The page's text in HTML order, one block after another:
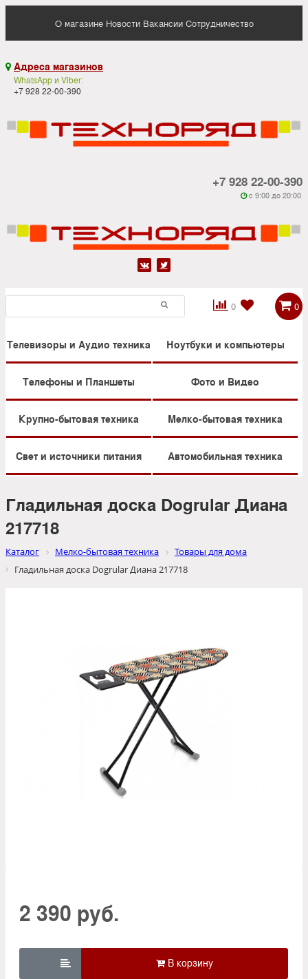
О магазине Новости Вакансии Сотрудничество
 Адреса магазинов
WhatsApp и Viber:
+7 928 22-00-390
+7 928 22-00-390
 c 9:00 до 20:00
 
0

 0
Телевизоры и Аудио техника Ноутбуки и компьютеры
Телефоны и Планшеты Фото и Видео
Крупно-бытовая техника Мелко-бытовая техника
Свет и источники питания Автомобильная техника
Гладильная доска Dogrular Диана
217718
Каталог Мелко-бытовая техника
Товары для дома
Гладильная доска Dogrular Диана 217718
2 390 руб.
